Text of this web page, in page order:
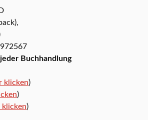
Buchhandlung
klicken)
)
klicken)